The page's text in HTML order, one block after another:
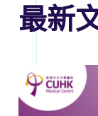
最新